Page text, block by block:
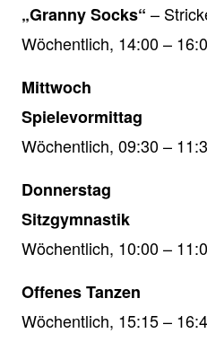
„Granny Socks“ –
Wöchentlich, 14:00 –
Mittwoch
Spielevormittag
Wöchentlich, 09:30 –
Donnerstag
Sitzgymnastik
Wöchentlich, 10:00 –
Offenes Tanzen
Wöchentlich, 15:15 –